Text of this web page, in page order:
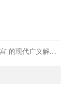
读：它如何反映你的创作产出、粉丝缘分与公众影响力？